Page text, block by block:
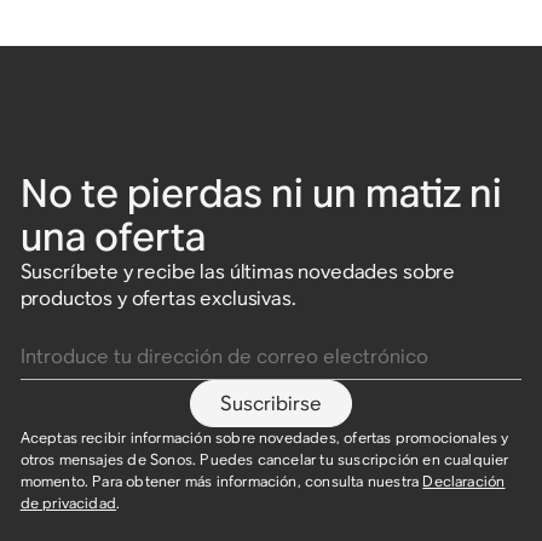
No te pierdas ni un matiz ni
una oferta
Suscríbete y recibe las últimas novedades sobre
productos y ofertas exclusivas.
Suscribirse
Aceptas recibir información sobre novedades, ofertas promocionales y
otros mensajes de Sonos. Puedes cancelar tu suscripción en cualquier
momento. Para obtener más información, consulta nuestra Declaración
de privacidad.